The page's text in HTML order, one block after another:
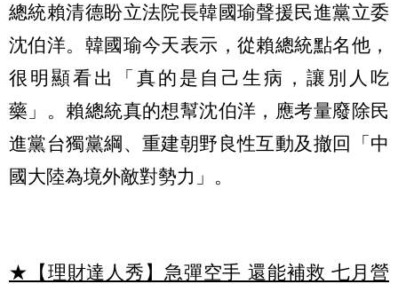
總統賴清德盼立法院長韓國瑜聲援民進黨立委
沈伯洋。韓國瑜今天表示，從賴總統點名他，
很明顯看出「真的是自己生病，讓別人吃
藥」。賴總統真的想幫沈伯洋，應考量廢除民
進黨台獨黨綱、重建朝野良性互動及撤回「中
國大陸為境外敵對勢力」。
★【理財達人秀】急彈空手 還能補救 七月營